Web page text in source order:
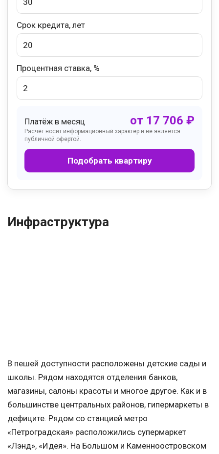
Срок кредита, лет
Процентная ставка, %
Платёж в месяц от 17 706 ₽
Расчёт носит информационный характер и не является
публичной офертой.
Подобрать квартиру
Инфраструктура
В пешей доступности расположены детские сады и
школы. Рядом находятся отделения банков,
магазины, салоны красоты и многое другое. Как и в
большинстве центральных районов, гипермаркеты в
дефиците. Рядом со станцией метро
«Петроградская» расположились супермаркет
«Лэнд», «Идея». На Большом и Каменноостровском